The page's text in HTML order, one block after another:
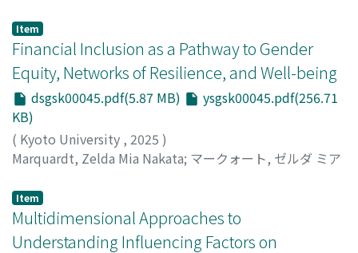
Item
Financial Inclusion as a Pathway to Gender
Equity, Networks of Resilience, and Well-being
dsgsk00045.pdf(5.87 MB)
ysgsk00045.pdf(256.71
KB)
( Kyoto University , 2025 )
Marquardt, Zelda Mia Nakata; マークォート, ゼルダ ミア
Item
Multidimensional Approaches to
Understanding Influencing Factors on